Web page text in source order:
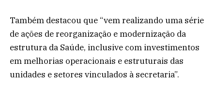
Também destacou que “vem realizando uma série
de ações de reorganização e modernização da
estrutura da Saúde, inclusive com investimentos
em melhorias operacionais e estruturais das
unidades e setores vinculados à secretaria”.